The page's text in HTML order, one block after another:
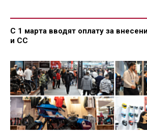
С 1 марта вводят оплату за
и СС